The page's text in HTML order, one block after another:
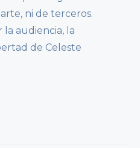
ni de terceros.
audiencia, la
de Celeste